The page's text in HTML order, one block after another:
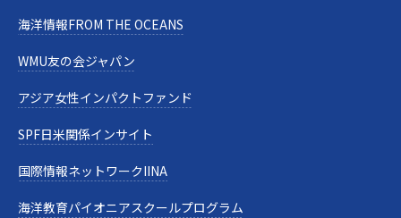
海洋情報FROM THE OCEANS
WMU友の会ジャパン
アジア女性インパクトファンド
SPF日米関係インサイト
国際情報ネットワークIINA
海洋教育パイオニアスクールプログラム